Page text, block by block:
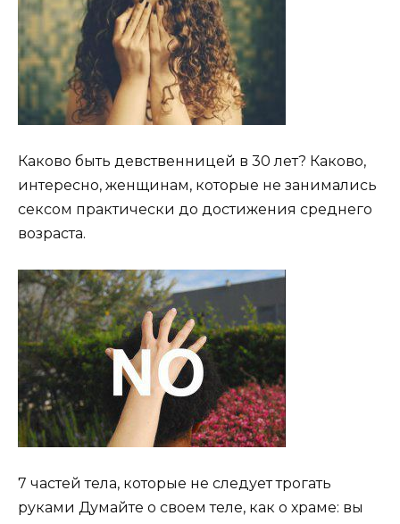
Каково быть девственницей в 30 лет? Каково,
интересно, женщинам, которые не занимались
сексом практически до достижения среднего
возраста.
7 частей тела, которые не следует трогать
руками Думайте о своем теле, как о храме: вы